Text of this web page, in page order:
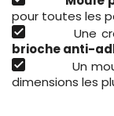
pour toutes les
Une
brioche anti-
Un
dimensions les